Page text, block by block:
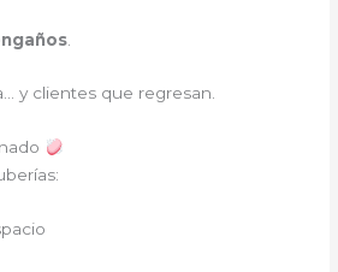
.
y clientes que regresan.